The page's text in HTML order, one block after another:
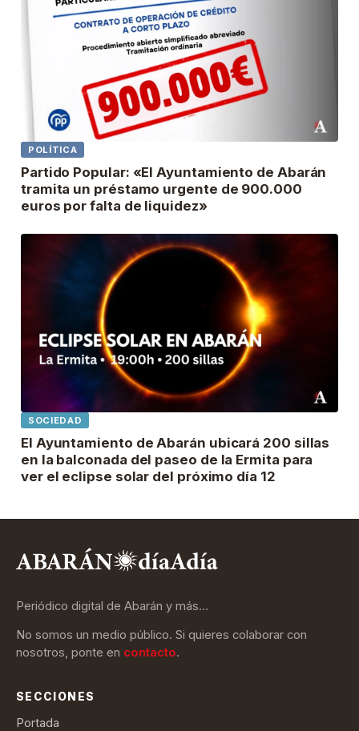
POLÍTICA
Partido Popular: «El Ayuntamiento de Abarán
tramita un préstamo urgente de 900.000
euros por falta de liquidez»
SOCIEDAD
El Ayuntamiento de Abarán ubicará 200 sillas
en la balconada del paseo de la Ermita para
ver el eclipse solar del próximo día 12
Periódico digital de Abarán y más…
No somos un medio público. Si quieres colaborar con
nosotros, ponte en contacto.
SECCIONES
Portada